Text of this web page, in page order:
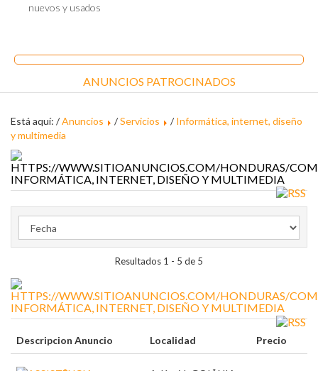
nuevos y usados
ANUNCIOS PATROCINADOS
Está aquí: /Anuncios /Servicios /Informática, internet, diseño
y multimedia
INFORMÁTICA, INTERNET, DISEÑO Y MULTIMEDIA
Resultados 1 - 5 de 5
INFORMÁTICA, INTERNET, DISEÑO Y MULTIMEDIA
Descripcion Anuncio Localidad Precio